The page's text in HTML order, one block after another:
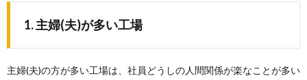
1. 主婦(夫)が多い工場
主婦(夫)の方が多い工場は、社員どうしの人間関係が楽なことが多い